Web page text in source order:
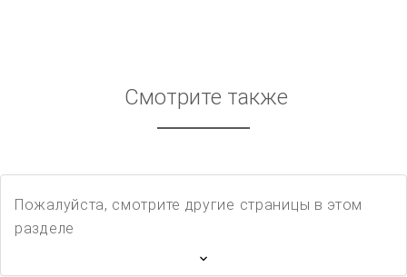
Смотрите также
Пожалуйста, смотрите другие страницы в этом
разделе